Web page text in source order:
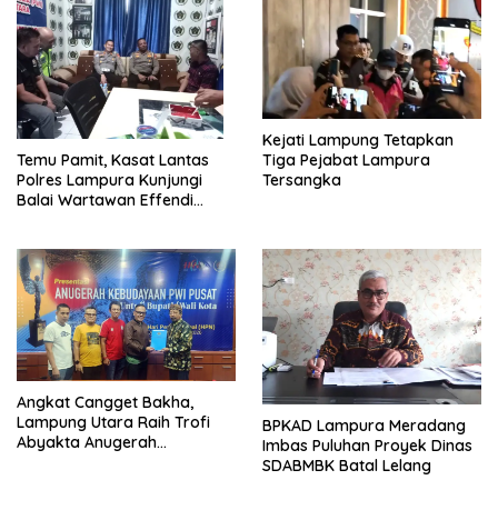
Temu Pamit, Kasat Lantas
Polres Lampura Kunjungi
Balai Wartawan Effendi
Kejati Lampung Tetapkan
Tiga Pejabat Lampura
Tersangka
Angkat Cangget Bakha,
Lampung Utara Raih Trofi
Abyakta Anugerah
BPKAD Lampura Meradang
Imbas Puluhan Proyek Dinas
SDABMBK Batal Lelang